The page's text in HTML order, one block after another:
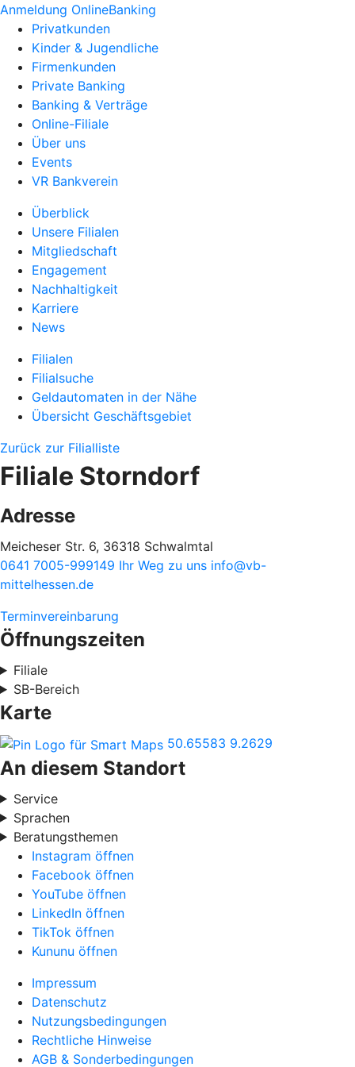
Anmeldung OnlineBanking
Privatkunden
Kinder & Jugendliche
Firmenkunden
Private Banking
Banking & Verträge
Online-Filiale
Über uns
Events
VR Bankverein
Überblick
Unsere Filialen
Mitgliedschaft
Engagement
Nachhaltigkeit
Karriere
News
Filialen
Filialsuche
Geldautomaten in der Nähe
Übersicht Geschäftsgebiet
Zurück zur Filialliste
Filiale Storndorf
Adresse
Meicheser Str. 6, 36318 Schwalmtal
0641 7005-999149 Ihr Weg zu uns info@vb-
mittelhessen.de
Terminvereinbarung
Öffnungszeiten
Filiale
SB-Bereich
Karte
50.65583 9.2629
An diesem Standort
Service
Sprachen
Beratungsthemen
Instagram öffnen
Facebook öffnen
YouTube öffnen
LinkedIn öffnen
TikTok öffnen
Kununu öffnen
Impressum
Datenschutz
Nutzungsbedingungen
Rechtliche Hinweise
AGB & Sonderbedingungen